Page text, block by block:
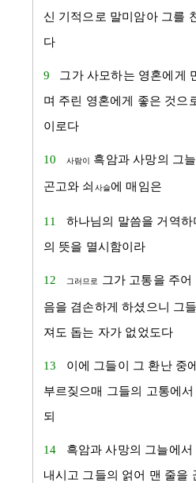
신 기적으로 말미암아 그를
다
9 그가 사모하는 영혼에게
며 주린 영혼에게 좋은 것으
이로다
10 사람이 흑암과 사망의 그
곤고와 쇠 사슬에 매임은
11 하나님의 말씀을 거역하
의 뜻을 멸시함이라
12 그러므로 그가 고통을 주어
음을 겸손하게 하셨으니 그
져도 돕는 자가 없었도다
13 이에 그들이 그 환난 중
부르짖으매 그들의 고통에서
되
14 흑암과 사망의 그늘에서
내시고 그들의 얽어 맨 줄을